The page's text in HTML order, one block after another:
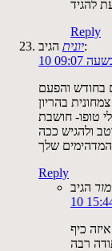
Reply
יוניתהגיב:
בחודש והפעם
טופו- חושבת
Reply
איזה כיף